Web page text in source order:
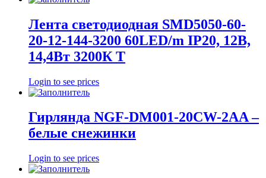
Лента светодиодная SMD5050-60-
20-12-144-3200 60LED/m IP20, 12В,
14,4Вт 3200К Т
Login to see prices
Гирлянда NGF-DM001-20CW-2AA –
белые снежинки
Login to see prices